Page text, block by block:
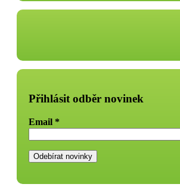
Přihlásit odběr novinek
Email *